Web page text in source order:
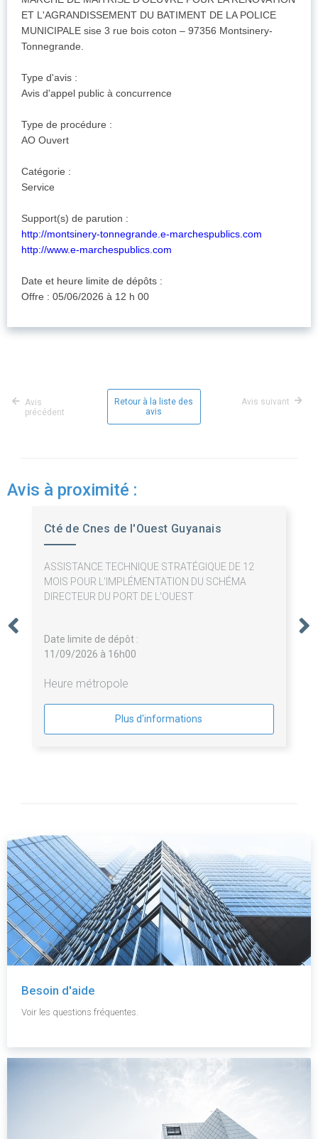
ET L'AGRANDISSEMENT DU BATIMENT DE LA POLICE
MUNICIPALE sise 3 rue bois coton – 97356 Montsinery-
Tonnegrande.
Type d'avis :
Avis d'appel public à concurrence
Type de procédure :
AO Ouvert
Catégorie :
Service
Support(s) de parution :
http://montsinery-tonnegrande.e-marchespublics.com
http://www.e-marchespublics.com
Date et heure limite de dépôts :
Offre : 05/06/2026 à 12 h 00
Avis
précédent
Retour à la liste des
avis
Avis suivant
Avis à proximité :
Cté de Cnes de l'Ouest Guyanais
ASSISTANCE TECHNIQUE STRATÉGIQUE DE 12
MOIS POUR L'IMPLÉMENTATION DU SCHÉMA
DIRECTEUR DU PORT DE L'OUEST
Date limite de dépôt :
11/09/2026 à 16h00
Heure métropole
Plus d'informations
Besoin d'aide
Voir les questions fréquentes.